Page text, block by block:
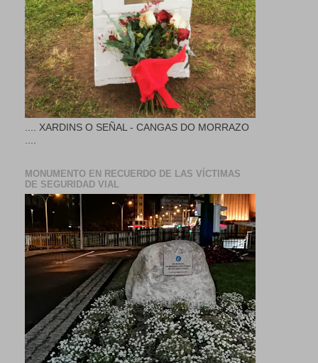
.... XARDINS O SEÑAL - CANGAS DO MORRAZO
MONUMENTO EN RECUERDO DE LAS VÍCTIMAS
DE SEGURIDAD VIAL